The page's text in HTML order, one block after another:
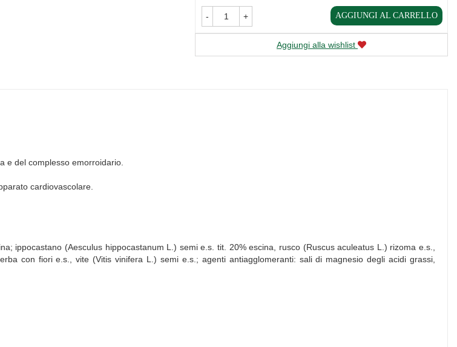
- + AGGIUNGI AL CARRELLO
Aggiungi alla wishlist
e del complesso emorroidario.
cardiovascolare.
ippocastano (Aesculus hippocastanum L.) semi e.s. tit. 20% escina, rusco (Ruscus aculeatus L.) rizoma e.s.,
con fiori e.s., vite (Vitis vinifera L.) semi e.s.; agenti antiagglomeranti: sali di magnesio degli acidi grassi,